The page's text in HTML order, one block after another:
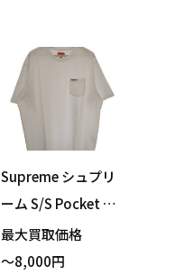
い取りました！
Supreme シュプリ
ーム S/S Pocket Te
e Tシャツ ホワイト
Lサイズ 買い取りま
最大買取価格
～8,000円